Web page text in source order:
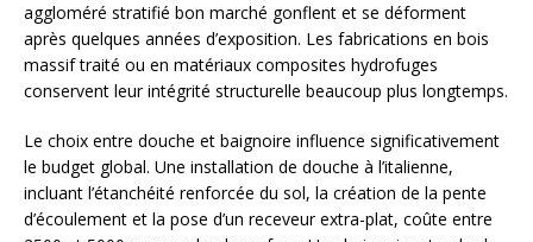
aggloméré stratifié bon marché gonflent et se déforment
après quelques années d’exposition. Les fabrications en bois
massif traité ou en matériaux composites hydrofuges
conservent leur intégrité structurelle beaucoup plus longtemps.
Le choix entre douche et baignoire influence significativement
le budget global. Une installation de douche à l’italienne,
incluant l’étanchéité renforcée du sol, la création de la pente
d’écoulement et la pose d’un receveur extra-plat, coûte entre